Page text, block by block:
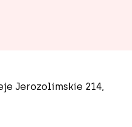
Jerozolimskie 214,